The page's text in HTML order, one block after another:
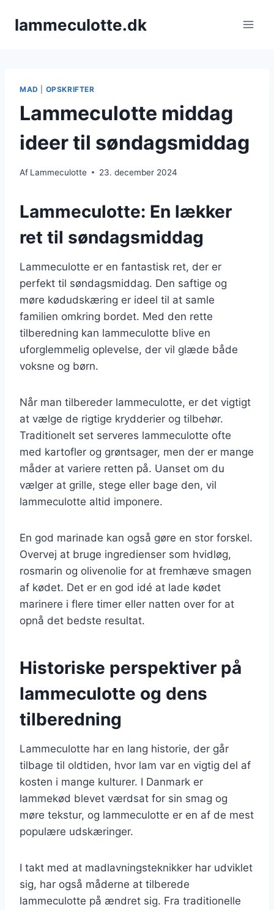
lammeculotte.dk
MAD OPSKRIFTER
Lammeculotte middag
ideer til søndagsmiddag
Af Lammeculotte 23. december 2024
Lammeculotte: En lækker
ret til søndagsmiddag
Lammeculotte er en fantastisk ret, der er
perfekt til søndagsmiddag. Den saftige og
møre kødudskæring er ideel til at samle
familien omkring bordet. Med den rette
tilberedning kan lammeculotte blive en
uforglemmelig oplevelse, der vil glæde både
voksne og børn.
Når man tilbereder lammeculotte, er det vigtigt
at vælge de rigtige krydderier og tilbehør.
Traditionelt set serveres lammeculotte ofte
med kartofler og grøntsager, men der er mange
måder at variere retten på. Uanset om du
vælger at grille, stege eller bage den, vil
lammeculotte altid imponere.
En god marinade kan også gøre en stor forskel.
Overvej at bruge ingredienser som hvidløg,
rosmarin og olivenolie for at fremhæve smagen
af kødet. Det er en god idé at lade kødet
marinere i flere timer eller natten over for at
opnå det bedste resultat.
Historiske perspektiver på
lammeculotte og dens
tilberedning
Lammeculotte har en lang historie, der går
tilbage til oldtiden, hvor lam var en vigtig del af
kosten i mange kulturer. I Danmark er
lammekød blevet værdsat for sin smag og
møre tekstur, og lammeculotte er en af de mest
populære udskæringer.
I takt med at madlavningsteknikker har udviklet
sig, har også måderne at tilberede
lammeculotte på ændret sig. Fra traditionelle